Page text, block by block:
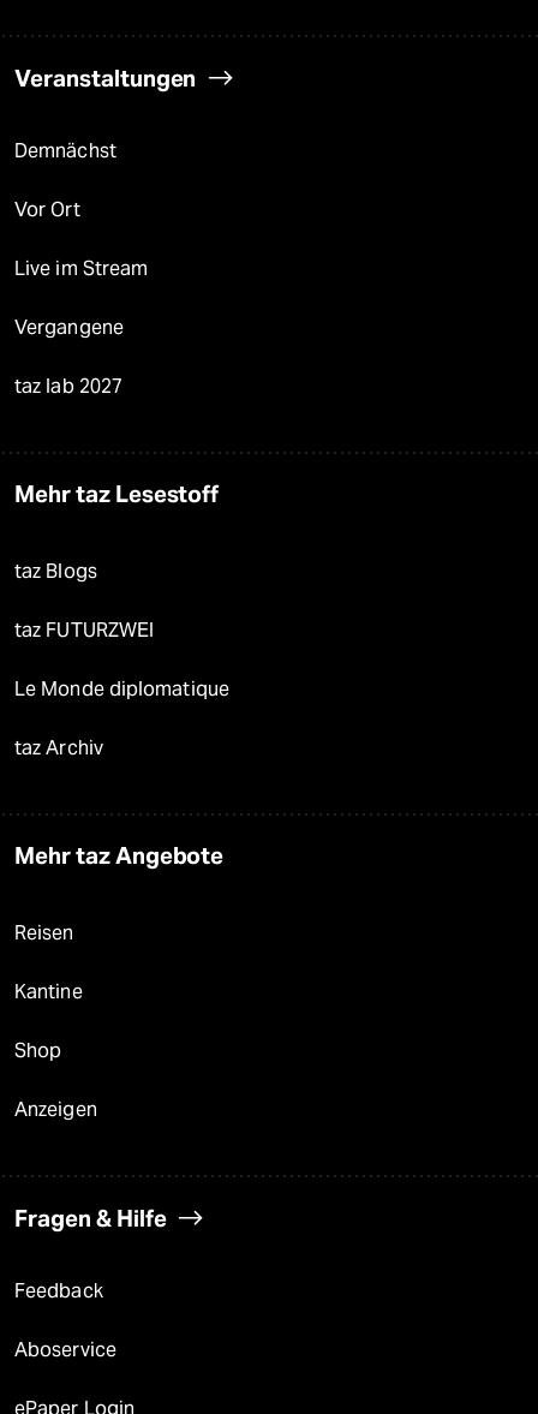
Veranstaltungen
Demnächst
Vor Ort
Live im Stream
Vergangene
taz lab 2027
Mehr taz Lesestoff
taz Blogs
taz FUTURZWEI
Le Monde diplomatique
taz Archiv
Mehr taz Angebote
Reisen
Kantine
Shop
Anzeigen
Fragen & Hilfe
Feedback
Aboservice
ePaper Login